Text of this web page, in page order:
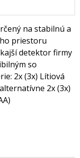
na stabilnú a
priestoru
detektor firmy
so
2x (3x) Lítiová
2x (3x)